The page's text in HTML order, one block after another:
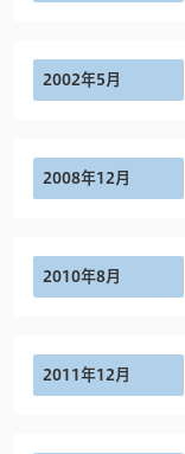
2002年5月
2008年12月
2010年8月
2011年12月